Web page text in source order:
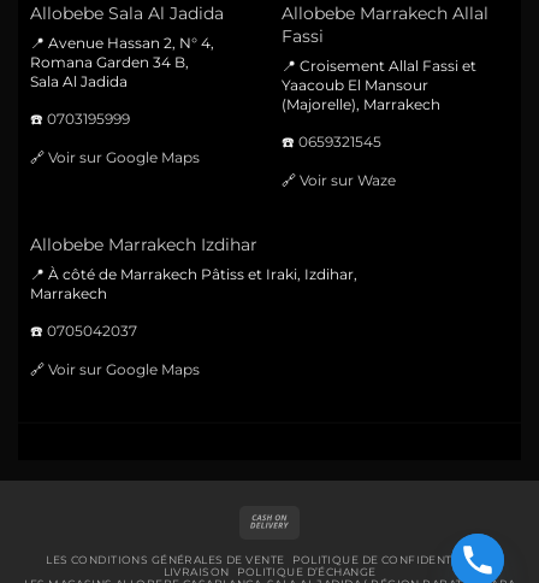
Allobebe Sala Al Jadida
📍 Avenue Hassan 2, N° 4,
Romana Garden 34 B,
Sala Al Jadida
☎️ 0703195999
🔗 Voir sur Google Maps
Allobebe Marrakech Allal
Fassi
📍 Croisement Allal Fassi et
Yaacoub El Mansour
(Majorelle), Marrakech
☎️ 0659321545
🔗 Voir sur Waze
Allobebe Marrakech Izdihar
📍 À côté de Marrakech Pâtiss et Iraki, Izdihar,
Marrakech
☎️ 0705042037
🔗 Voir sur Google Maps
Delivery
LES CONDITIONS GÉNÉRALES DE VENTE
POLITIQUE DE CONFIDENTIALITÉ
LIVRAISON
POLITIQUE D’ÉCHANGE